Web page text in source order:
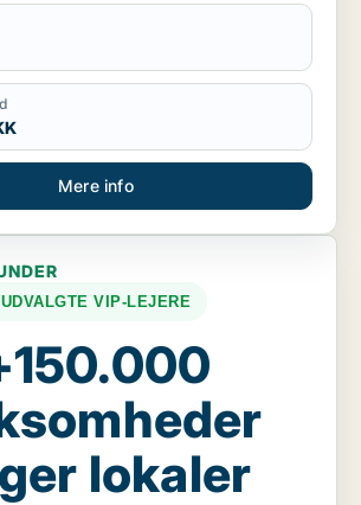
Mere info
UDVALGTE VIP-LEJERE
lokaler